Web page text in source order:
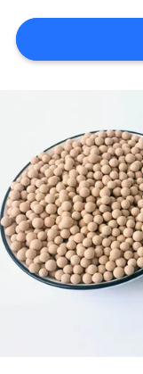
ち
に
て
工
場